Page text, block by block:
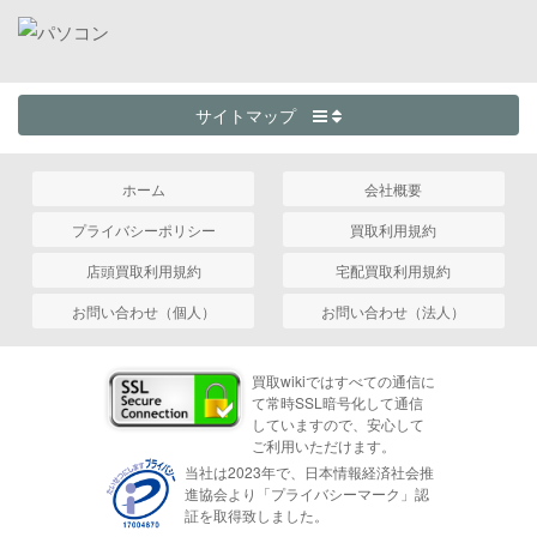
サイトマップ
ホーム
会社概要
プライバシーポリシー
買取利用規約
店頭買取利用規約
宅配買取利用規約
お問い合わせ（個人）
お問い合わせ（法人）
買取wikiではすべての通信に
て常時SSL暗号化して通信
していますので、安心して
ご利用いただけます。
当社は2023年で、日本情報経済社会推
進協会より「プライバシーマーク」認
証を取得致しました。